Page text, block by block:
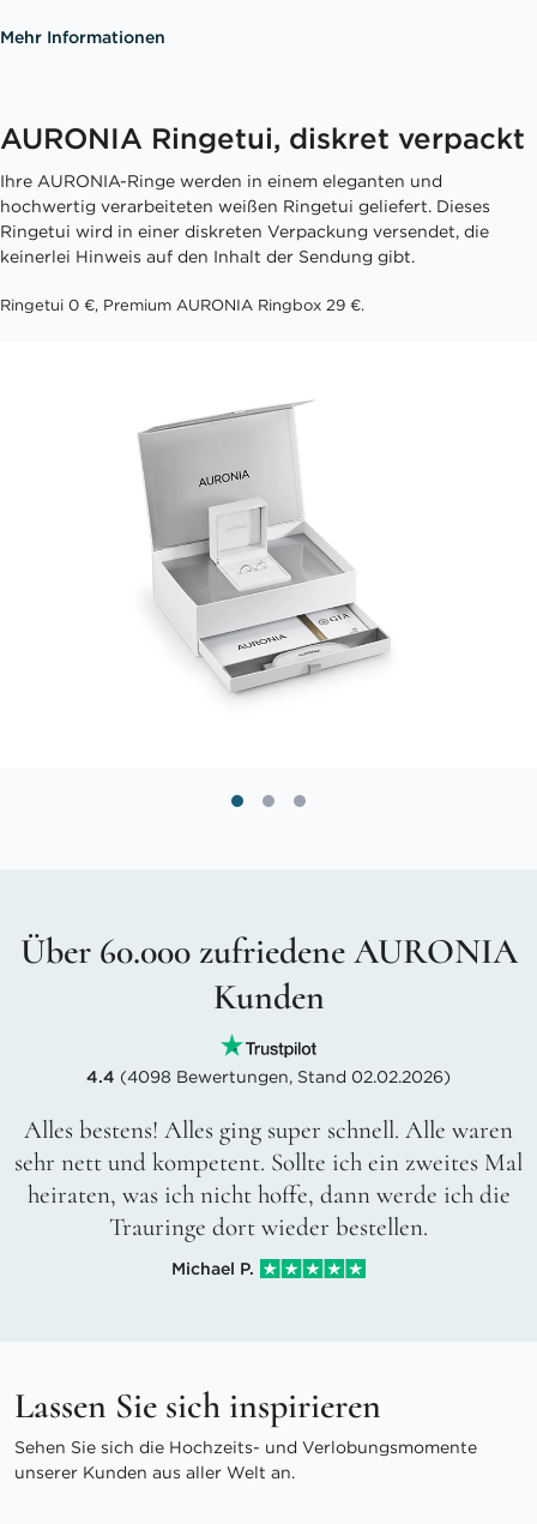
Mehr Informationen
AURONIA Ringetui, diskret verpackt
Ihre AURONIA-Ringe werden in einem eleganten und
hochwertig verarbeiteten weißen Ringetui geliefert. Dieses
Ringetui wird in einer diskreten Verpackung versendet, die
keinerlei Hinweis auf den Inhalt der Sendung gibt.
Ringetui 0 €, Premium AURONIA Ringbox 29 €.
Über 60.000 zufriedene AURONIA
Kunden
4.4 (4098 Bewertungen, Stand 02.02.2026)
Alles bestens! Alles ging super schnell. Alle waren
sehr nett und kompetent. Sollte ich ein zweites Mal
heiraten, was ich nicht hoffe, dann werde ich die
Trauringe dort wieder bestellen.
Michael P.
Lassen Sie sich inspirieren
Sehen Sie sich die Hochzeits- und Verlobungsmomente
unserer Kunden aus aller Welt an.